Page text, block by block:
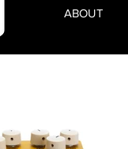
ABOUT